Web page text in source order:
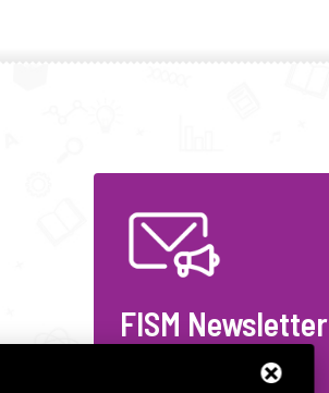
FISM Newsletter
Compila il modulo e resta